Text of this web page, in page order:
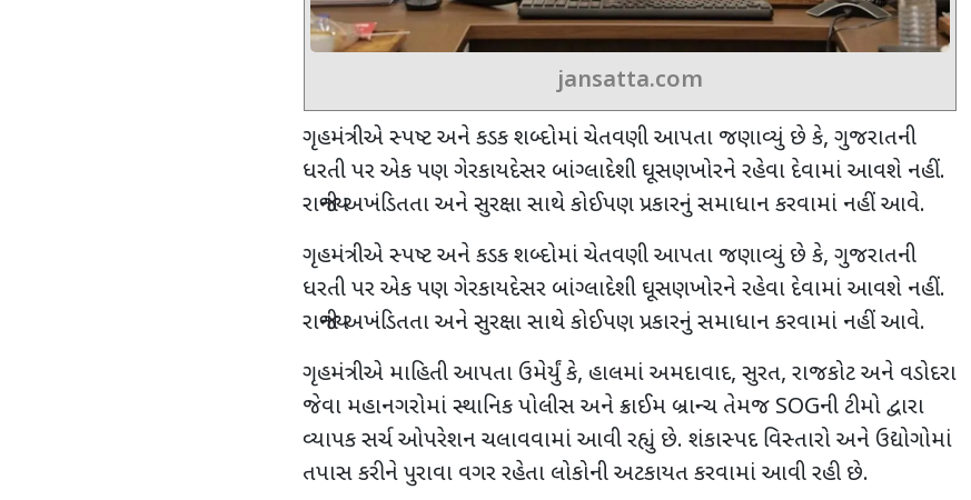
jansatta.com
ગૃહમંત્રીએ સ્પષ્ટ અને કડક શબ્દોમાં ચેતવણી આપતા જણાવ્યું છે કે, ગુજરાતની
ધરતી પર એક પણ ગેરકાયદેસર બાંગ્લાદેશી ઘૂસણખોરને રહેવા દેવામાં આવશે નહીં.
રાજ્યની અખંડિતતા અને સુરક્ષા સાથે કોઈપણ પ્રકારનું સમાધાન કરવામાં નહીં આવે.
ગૃહમંત્રીએ સ્પષ્ટ અને કડક શબ્દોમાં ચેતવણી આપતા જણાવ્યું છે કે, ગુજરાતની
ધરતી પર એક પણ ગેરકાયદેસર બાંગ્લાદેશી ઘૂસણખોરને રહેવા દેવામાં આવશે નહીં.
રાજ્યની અખંડિતતા અને સુરક્ષા સાથે કોઈપણ પ્રકારનું સમાધાન કરવામાં નહીં આવે.
ગૃહમંત્રીએ માહિતી આપતા ઉમેર્યું કે, હાલમાં અમદાવાદ, સુરત, રાજકોટ અને વડોદરા
જેવા મહાનગરોમાં સ્થાનિક પોલીસ અને ક્રાઈમ બ્રાન્ચ તેમજ SOGની ટીમો દ્વારા
વ્યાપક સર્ચ ઓપરેશન ચલાવવામાં આવી રહ્યું છે. શંકાસ્પદ વિસ્તારો અને ઉદ્યોગોમાં
તપાસ કરીને પુરાવા વગર રહેતા લોકોની અટકાયત કરવામાં આવી રહી છે.